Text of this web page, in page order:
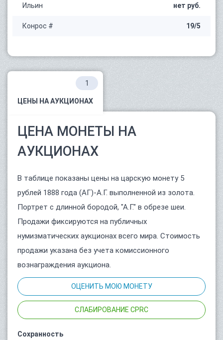
Ильин нет руб.
Конрос # 19/5
ЦЕНЫ НА АУКЦИОНАХ
1
ЦЕНА МОНЕТЫ НА
АУКЦИОНАХ
В таблице показаны цены на царскую монету 5
рублей 1888 года (АГ)-А.Г. выполненной из золота.
Портрет с длинной бородой, "А.Г." в обрезе шеи.
Продажи фиксируются на публичных
нумизматических аукционах всего мира. Стоимость
продажи указана без учета комиссионного
вознаграждения аукциона.
ОЦЕНИТЬ МОЮ МОНЕТУ
СЛАБИРОВАНИЕ CPRC
Сохранность